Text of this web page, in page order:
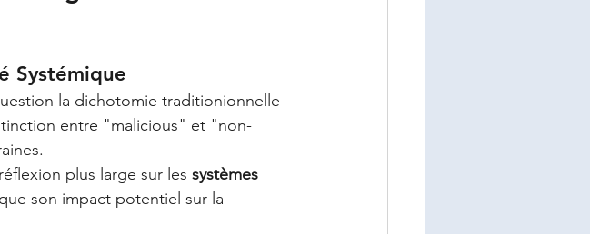
Systémique
la dichotomie traditionionnelle
entre "malicious" et "non-
plus large sur les systèmes
son impact potentiel sur la